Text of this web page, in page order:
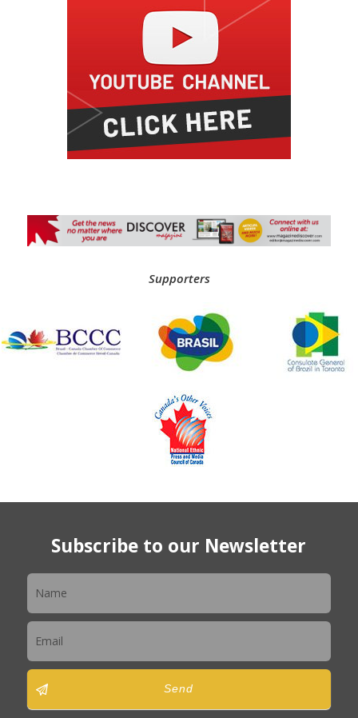
Supporters
Subscribe to our Newsletter
Send